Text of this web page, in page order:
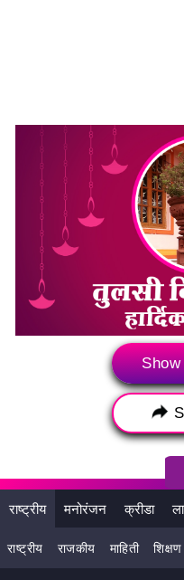
Tulsi Vivah
राष्ट्रीय मनोरंजन क्रीडा
राष्ट्रीय राजकीय माहिती शिक्षण